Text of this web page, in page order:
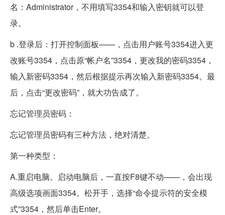
名：Administrator，不用填写3354和输入密钥就可以登
录。
b .登录后：打开控制面板——，点击用户账号3354进入更
改账号3354，点击原“帐户名”3354，更改我的密码3354，
输入新密码3354，然后根据提示再次输入新密码3354。最
后，点击“更改密码”，就大功告成了。
忘记管理员密码：
忘记管理员密码有三种方法，绝对清楚。
第一种类型：
A.重启电脑。启动电脑后，一直按F8键不动——，会出现
高级选项画面3354。松开手，选择“命令提示符的安全模
式”3354，然后单击Enter。